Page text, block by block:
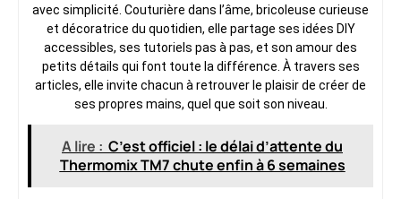
avec simplicité. Couturière dans l’âme, bricoleuse curieuse
et décoratrice du quotidien, elle partage ses idées DIY
accessibles, ses tutoriels pas à pas, et son amour des
petits détails qui font toute la différence. À travers ses
articles, elle invite chacun à retrouver le plaisir de créer de
ses propres mains, quel que soit son niveau.
A lire : C’est officiel : le délai d’attente du
Thermomix TM7 chute enfin à 6 semaines